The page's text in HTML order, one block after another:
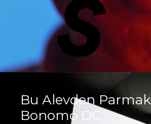
Bu Alevden
Bonomo DC